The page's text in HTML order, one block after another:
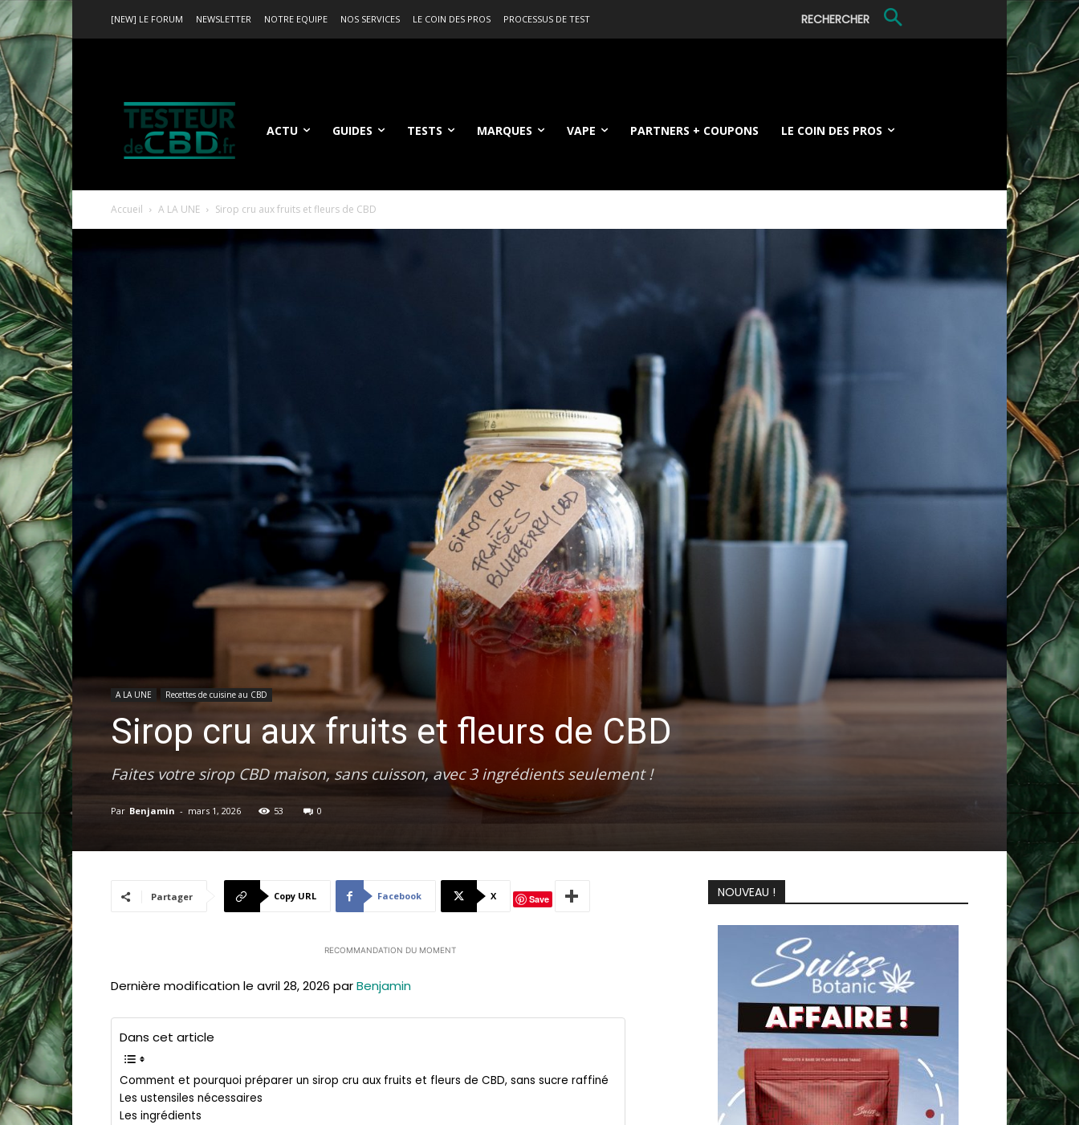
[NEW] LE FORUM NEWSLETTER NOTRE EQUIPE NOS SERVICES LE COIN DES PROS PROCESSUS DE TEST RECHERCHER
ACTU GUIDES TESTS MARQUES VAPE PARTNERS + COUPONS LE COIN DES PROS
Accueil A LA UNE Sirop cru aux fruits et fleurs de CBD
A LA UNE Recettes de cuisine au CBD
Sirop cru aux fruits et fleurs de CBD
Faites votre sirop CBD maison, sans cuisson, avec 3 ingrédients seulement !
Par Benjamin - mars 1, 2026 53 0
Partager Copy URL Facebook X Save
RECOMMANDATION DU MOMENT
Dernière modification le avril 28, 2026 parBenjamin
Dans cet article
Comment et pourquoi préparer un sirop cru aux fruits et fleurs de CBD, sans sucre raffiné
Les ustensiles nécessaires
Les ingrédients
NOUVEAU !